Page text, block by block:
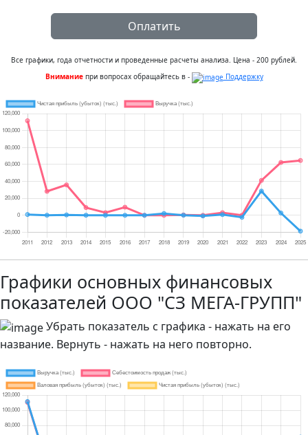
Оплатить
Все графики, года отчетности и проведенные расчеты анализа. Цена - 200 рублей.
Внимание при вопросах обращайтесь в - Поддержку
Графики основных финансовых
показателей ООО "СЗ МЕГА-ГРУПП"
Убрать показатель с графика - нажать на его
название. Вернуть - нажать на него повторно.